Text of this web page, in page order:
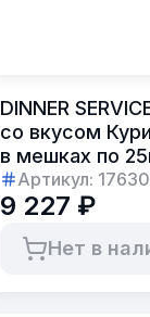
DINNER
со вкусом
в мешках по
Артикул:
9 227 ₽
Нет в